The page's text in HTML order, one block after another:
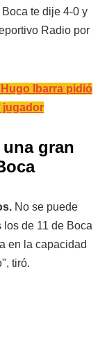
te dije 4-0 y
Radio por
Ibarra pidió
jugador
gran
No se puede
los de 11 de Boca
en la capacidad
tiró.